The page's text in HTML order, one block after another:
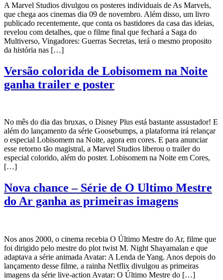
A Marvel Studios divulgou os posteres individuais de As Marvels,
que chega aos cinemas dia 09 de novembro. Além disso, um livro
publicado recentemente, que conta os bastidores da casa das ideias,
revelou com detalhes, que o filme final que fechará a Saga do
Multiverso, Vingadores: Guerras Secretas, terá o mesmo proposito
da história nas […]
Versão colorida de Lobisomem na Noite
ganha trailer e poster
No mês do dia das bruxas, o Disney Plus está bastante assustador! E
além do lançamento da série Goosebumps, a plataforma irá relançar
o especial Lobisomem na Noite, agora em cores. E para anunciar
esse retorno tão magistral, a Marvel Studios liberou o trailer do
especial colorido, além do poster. Lobisomem na Noite em Cores,
[…]
Nova chance – Série de O Ultimo Mestre
do Ar ganha as primeiras imagens
Nos anos 2000, o cinema recebia O Último Mestre do Ar, filme que
foi dirigido pelo mestre do plot twist M. Night Shayamalan e que
adaptava a série animada Avatar: A Lenda de Yang. Anos depois do
lançamento desse filme, a rainha Netflix divulgou as primeiras
imagens da série live-action Avatar: O Último Mestre do […]